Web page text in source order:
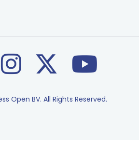
Open BV. All Rights Reserved.